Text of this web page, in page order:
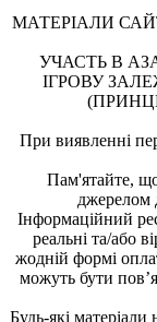
МАТЕРІАЛИ
УЧАСТЬ В
ІГРОВУ
При виявленні
Пам'ятайте,
джерелом
Інформаційний
реальні та/або
жодній формі
можуть бути
Будь-які